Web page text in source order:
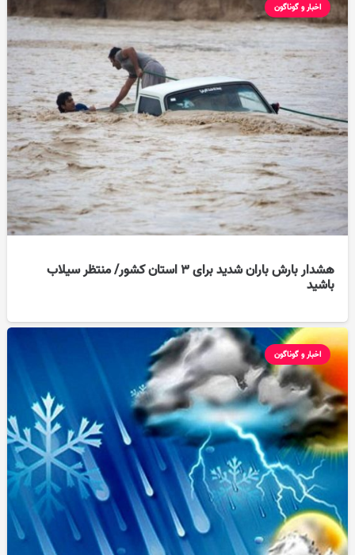
اخبار و گوناگون
هشدار بارش باران شدید برای ۳ استان کشور/ منتظر سیلاب
باشید
اخبار و گوناگون